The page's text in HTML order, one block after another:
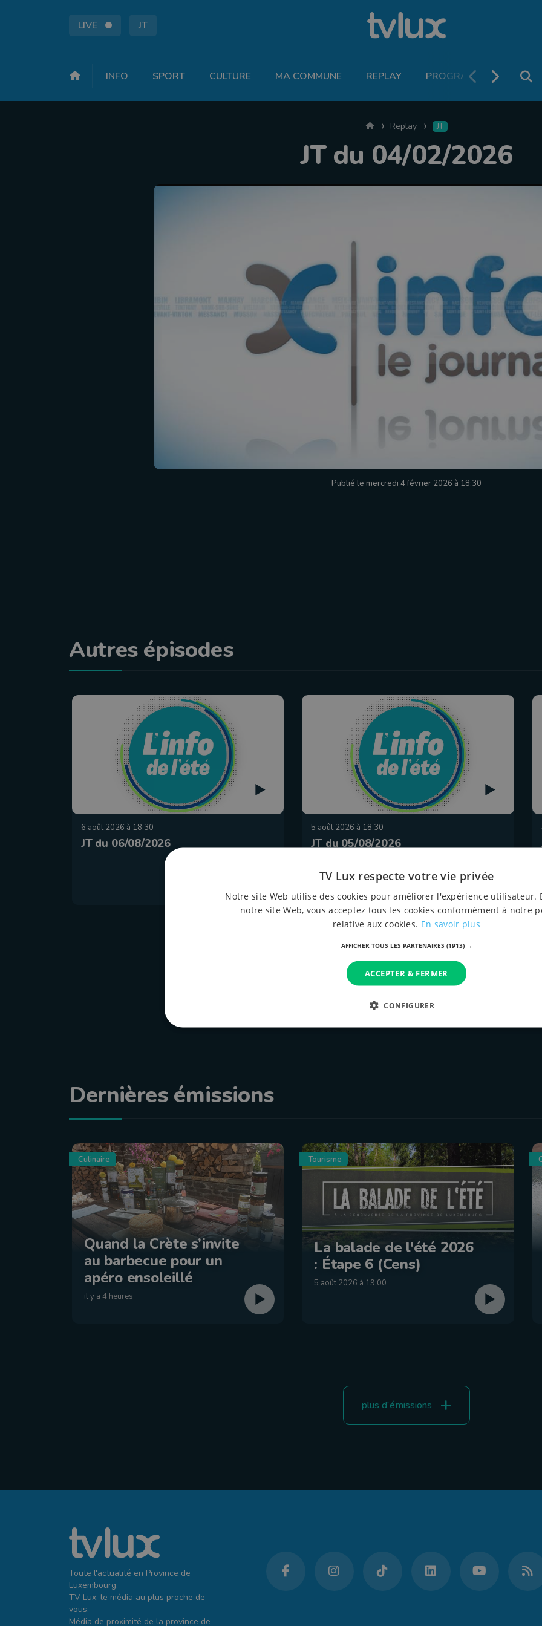
LIVE JT
INFO SPORT CULTURE MA COMMUNE REPLAY PROGRAMME TV
AccueilReplay JT
JT du 04/02/2026
Publié le mercredi 4 février 2026 à 18:30
Autres épisodes
6 août 2026 à 18:30
JT du 06/08/2026
5 août 2026 à 18:30
JT du 05/08/2026
tous les épispodes
Dernières émissions
Culinaire
Quand la Crète s’invite
au barbecue pour un
apéro ensoleillé
il y a 4 heures
Tourisme
La balade de l'été 2026
: Étape 6 (Cens)
5 août 2026 à 19:00
plus d'émissions
Toute l'actualité en Province de
Luxembourg.
TV Lux, le média au plus proche de
vous.
Média de proximité de la province de
TV Lux respecte votre vie privée
Notre site Web utilise des cookies pour améliorer l'expérience utilisateur.
notre site Web, vous acceptez tous les cookies conformément à notre
relative aux cookies. En savoir plus
AFFICHER TOUS LES PARTENAIRES (1913) →
ACCEPTER & FERMER
CONFIGURER